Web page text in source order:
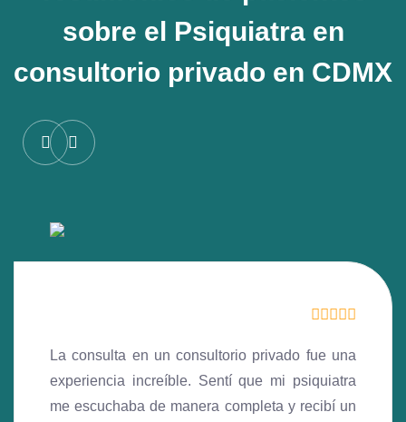
sobre el Psiquiatra en
consultorio privado en CDMX
La consulta en un consultorio privado fue una
experiencia increíble. Sentí que mi psiquiatra
me escuchaba de manera completa y recibí un